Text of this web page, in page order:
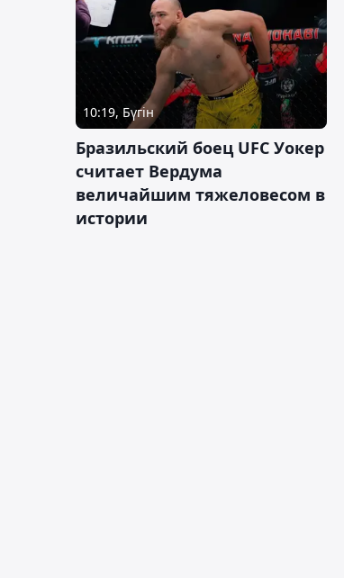
10:19, Бүгін
Бразильский боец UFC Уокер
считает Вердума
величайшим тяжеловесом в
истории